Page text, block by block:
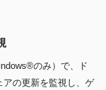
のみ）で、ド
アの更新を監視し、ゲ